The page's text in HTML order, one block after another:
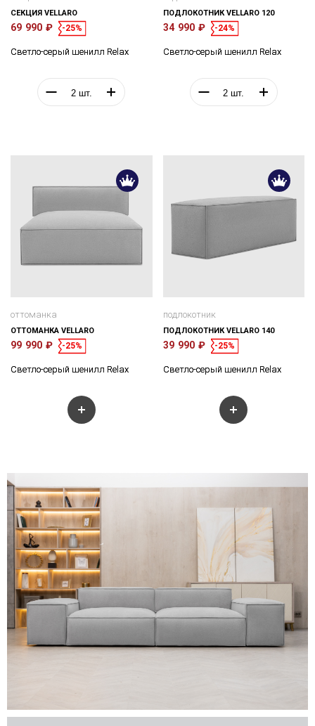
СЕКЦИЯ VELLARO
69 990 ₽ -25%
Светло-серый шенилл Relax
ПОДЛОКОТНИК VELLARO 120
34 990 ₽ -24%
Светло-серый шенилл Relax
оттоманка
ОТТОМАНКА VELLARO
99 990 ₽ -25%
Светло-серый шенилл Relax
подлокотник
ПОДЛОКОТНИК VELLARO 140
39 990 ₽ -25%
Светло-серый шенилл Relax